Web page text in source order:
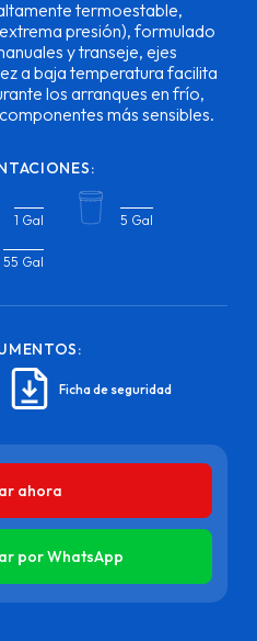
termoestable,
presión), formulado
y transeje, ejes
a baja temperatura facilita
los arranques en frío,
más sensibles.
1 Gal 5 Gal
55 Gal
Ficha de seguridad
ahora
por WhatsApp